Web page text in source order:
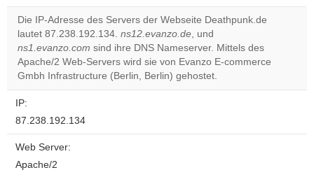
Do you
website?
Die IP-Adresse des Servers der Webseite Deathpunk.de
lautet 87.238.192.134. ns12.evanzo.de, und
ns1.evanzo.com sind ihre DNS Nameserver. Mittels des
Apache/2 Web-Servers wird sie von Evanzo E-commerce
Gmbh Infrastructure (Berlin, Berlin) gehostet.
IP:
87.238.192.134
Web Server:
Apache/2